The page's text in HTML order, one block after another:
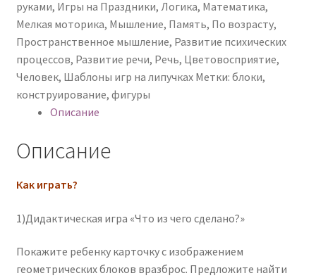
руками, Игры на Праздники, Логика, Математика,
Мелкая моторика, Мышление, Память, По возрасту,
Пространственное мышление, Развитие психических
процессов, Развитие речи, Речь, Цветовосприятие,
Человек, Шаблоны игр на липучках Метки: блоки,
конструирование, фигуры
Описание
Описание
Как играть?
1)Дидактическая игра «Что из чего сделано?»
Покажите ребенку карточку с изображением
геометрических блоков вразброс. Предложите найти